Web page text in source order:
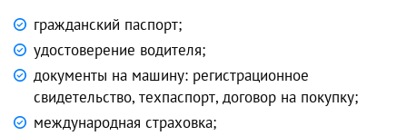
гражданский паспорт;
удостоверение водителя;
документы на машину: регистрационное
свидетельство, техпаспорт, договор на покупку;
международная страховка;